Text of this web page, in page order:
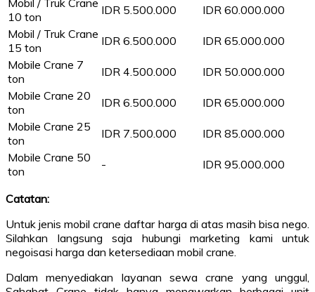
10 ton
IDR 5.500.000
IDR 60.000.000
Mobil / Truk Crane
15 ton
IDR 6.500.000
IDR 65.000.000
Mobile Crane 7
ton
IDR 4.500.000
IDR 50.000.000
Mobile Crane 20
ton
IDR 6.500.000
IDR 65.000.000
Mobile Crane 25
ton
IDR 7.500.000
IDR 85.000.000
Mobile Crane 50
ton
- IDR 95.000.000
Catatan:
Untuk jenis mobil crane daftar harga di atas masih bisa nego.
Silahkan langsung saja hubungi marketing kami untuk
negoisasi harga dan ketersediaan mobil crane.
Dalam menyediakan layanan sewa crane yang unggul,